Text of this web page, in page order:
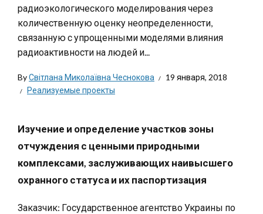
радиоэкологического моделирования через
количественную оценку неопределенности,
связанную с упрощенными моделями влияния
радиоактивности на людей и...
ByСвітлана Миколаївна Чеснокова
19 января, 2018
Реализуемые проекты
Изучение и определение участков зоны
отчуждения с ценными природными
комплексами, заслуживающих наивысшего
охранного статуса и их паспортизация
Заказчик: Государственное агентство Украины по